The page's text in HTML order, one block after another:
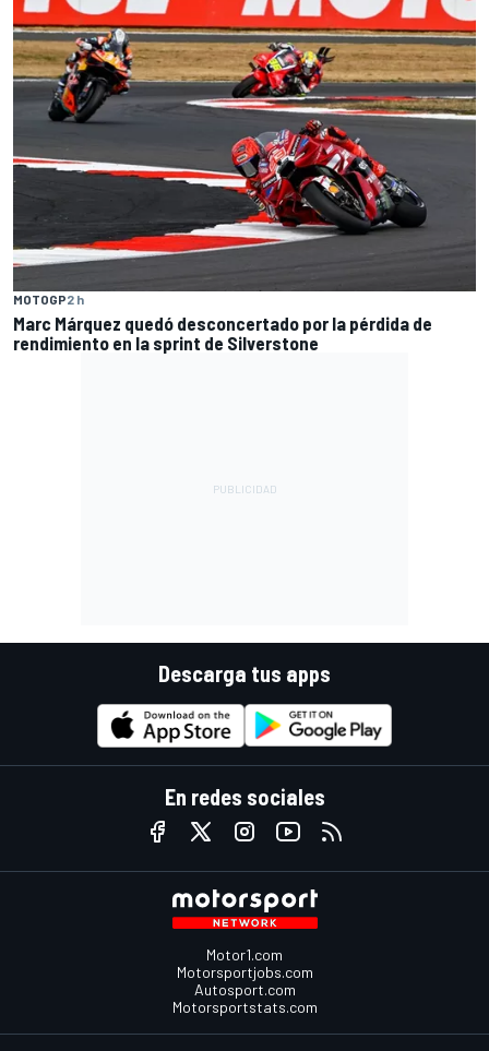
MOTOGP2 h
Marc Márquez quedó desconcertado por la pérdida de
rendimiento en la sprint de Silverstone
Descarga tus apps
En redes sociales
Motor1.com
Motorsportjobs.com
Autosport.com
Motorsportstats.com